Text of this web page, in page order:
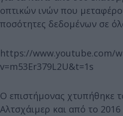
οπτικών ινών που
ποσότητες δεδομένων σε
https://www.youtube.com/
v=m53Er379L2U&t=1s
O επιστήμονας χτυπήθηκε
Αλτσχάιμερ και από το